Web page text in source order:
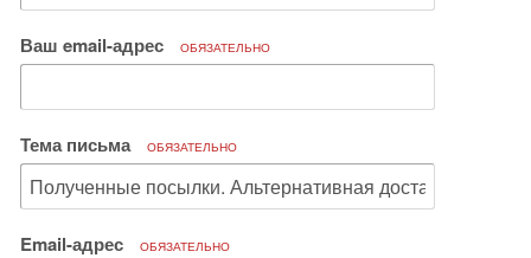
Ваш email-адрес ОБЯЗАТЕЛЬНО
Тема письма ОБЯЗАТЕЛЬНО
Email-адрес ОБЯЗАТЕЛЬНО